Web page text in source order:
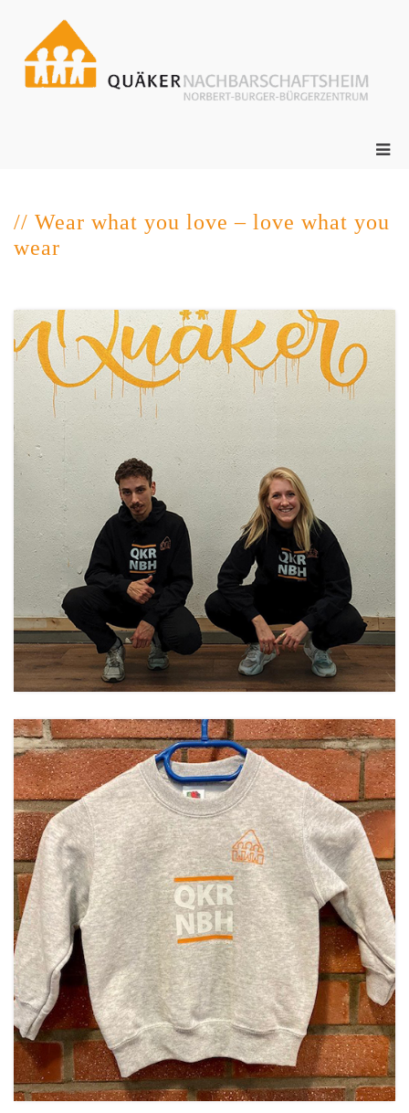
springen
// Wear what you love – love what you
wear